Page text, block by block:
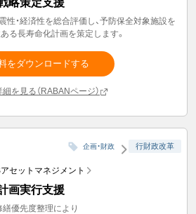
略策定支援
性・経済性を総合評価し、予防保全対象施設を
る長寿命化計画を策定します。
をダウンロードする
を見る（RABANページ）
企画・財政 行財政改革
セットマネジメント
画実行支援
優先度整理により